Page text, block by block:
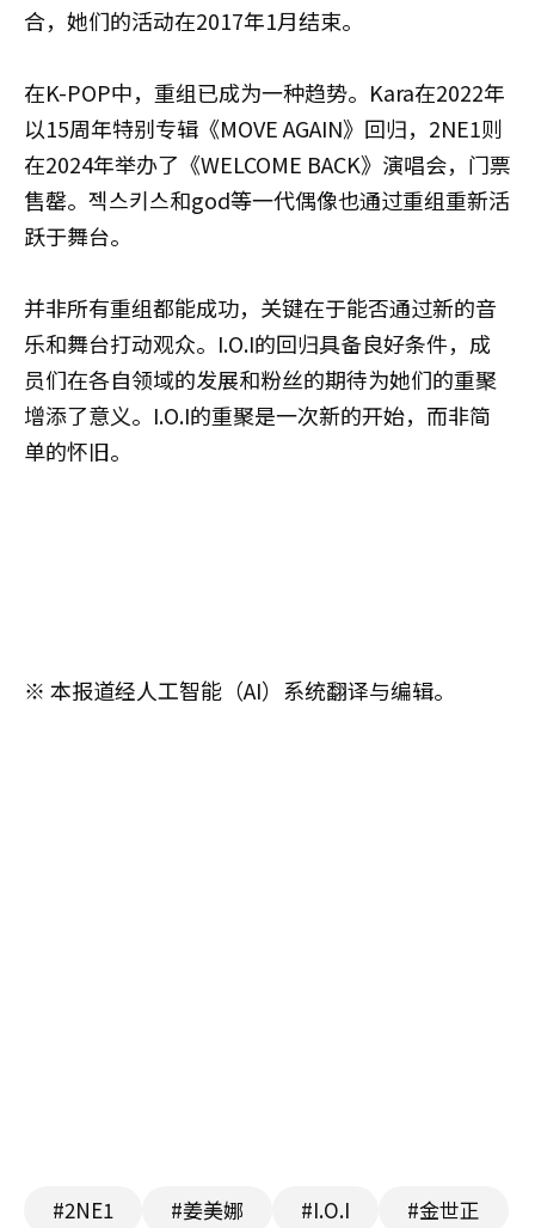
合，她们的活动在2017年1月结束。
在K-POP中，重组已成为一种趋势。Kara在2022年
以15周年特别专辑《MOVE AGAIN》回归，2NE1则
在2024年举办了《WELCOME BACK》演唱会，门票
售罄。젝스키스和god等一代偶像也通过重组重新活
跃于舞台。
并非所有重组都能成功，关键在于能否通过新的音
乐和舞台打动观众。I.O.I的回归具备良好条件，成
员们在各自领域的发展和粉丝的期待为她们的重聚
增添了意义。I.O.I的重聚是一次新的开始，而非简
单的怀旧。
※ 本报道经人工智能（AI）系统翻译与编辑。
#2NE1 #姜美娜 #I.O.I
#金世正